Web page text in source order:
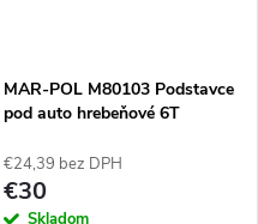
MAR-POL M80103 Podstavce
pod auto hrebeňové 6T
€24,39 bez DPH
€30
Skladom